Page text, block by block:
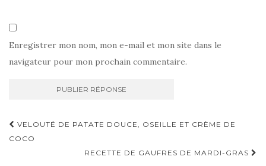
Enregistrer mon nom, mon e-mail et mon site dans le
navigateur pour mon prochain commentaire.
Navigation
d'article
VELOUTÉ DE PATATE DOUCE, OSEILLE ET CRÈME DE
COCO
RECETTE DE GAUFRES DE MARDI-GRAS